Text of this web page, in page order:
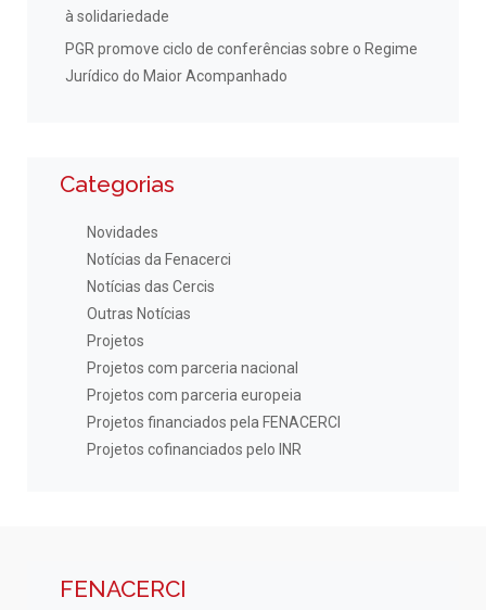
à solidariedade
PGR promove ciclo de conferências sobre o Regime
Jurídico do Maior Acompanhado
Categorias
Novidades
Notícias da Fenacerci
Notícias das Cercis
Outras Notícias
Projetos
Projetos com parceria nacional
Projetos com parceria europeia
Projetos financiados pela FENACERCI
Projetos cofinanciados pelo INR
FENACERCI